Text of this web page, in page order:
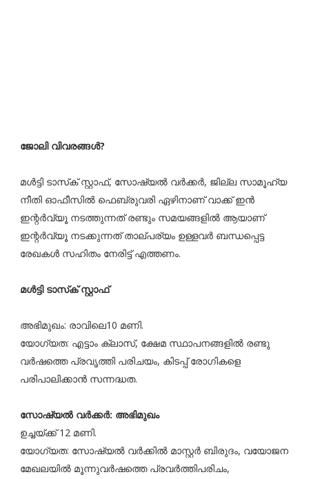
ജോലി വിവരങ്ങൾ?
മള്‍ട്ടി ടാസ്‌ക് സ്റ്റാഫ്, സോഷ്യല്‍ വര്‍ക്കര്‍, ജില്ല സാമൂഹ്യ
നീതി ഓഫീസില്‍ ഫെബ്രുവരി ഏഴിനാണ് വാക്ക് ഇന്‍
ഇന്റര്‍വ്യൂ നടത്തുന്നത് രണ്ടും സമയങ്ങളിൽ ആയാണ്
ഇന്റർവ്യൂ നടക്കുന്നത് താല്പര്യം ഉള്ളവർ ബന്ധപ്പെട്ട
രേഖകള്‍ സഹിതം നേരിട്ട് എത്തണം.
മള്‍ട്ടി ടാസ്‌ക് സ്റ്റാഫ്
അഭിമുഖം: രാവിലെ10 മണി.
യോഗ്യത: എട്ടാം ക്ലാസ്, ക്ഷേമ സ്ഥാപനങ്ങളില്‍ രണ്ടു
വര്‍ഷത്തെ പ്രവൃത്തി പരിചയം, കിടപ്പ് രോഗികളെ
പരിപാലിക്കാന്‍ സന്നദ്ധത.
സോഷ്യല്‍ വര്‍ക്കര്‍: അഭിമുഖം
ഉച്ചയ്ക്ക് 12 മണി.
യോഗ്യത: സോഷ്യല്‍ വര്‍ക്കില്‍ മാസ്റ്റര്‍ ബിരുദം, വയോജന
മേഖലയില്‍ മൂന്നുവര്‍ഷത്തെ പ്രവര്‍ത്തിപരിചം,